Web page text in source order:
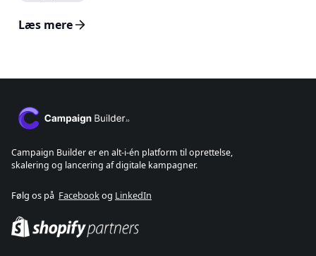
Læs mere
Campaign Builder er en alt-i-én platform til oprettelse,
skalering og lancering af digitale kampagner.
Følg os på Facebookog LinkedIn